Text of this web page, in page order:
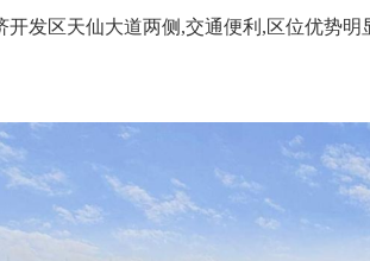
发区天仙大道两侧,交通便利,区位优势